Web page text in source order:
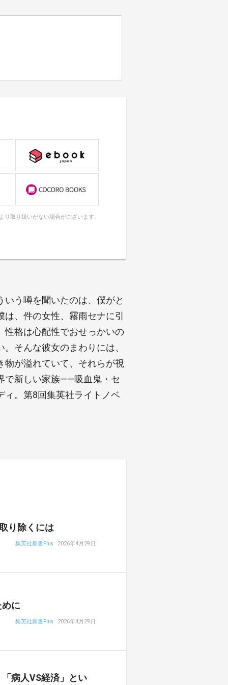
り取り扱いがない場合がございます。
う噂を聞いたのは、僕がと
、件の女性、霧雨セナに引
性格は心配性でおせっかいの
そんな彼女のまわりには、
が溢れていて、それらが視
で新しい家族――吸血鬼・セ
ィ。第8回集英社ライトノベ
り除くには
集英社新書Plus 2026年4月29日
に
集英社新書Plus 2026年4月29日
病人VS経済」とい